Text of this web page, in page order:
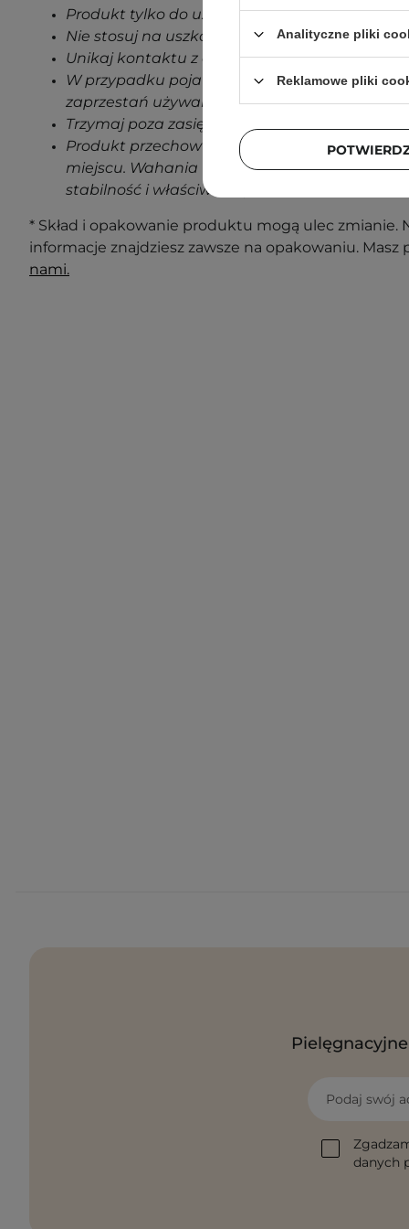
Produkt tylko do użytku zewnętrznego.
Nie stosuj na uszkodzoną skórę.
Unikaj kontaktu z oczami.
W przypadku pojawienia się jakichkolwiek
zaprzestań używania produktu.
Trzymaj poza zasięgiem dzieci.
Produkt przechowuj w temperaturze
miejscu. Wahania temperatur podczas
stabilność i właściwości produktu.
* Skład i opakowanie produktu mogą ulec zmianie.
informacje znajdziesz zawsze na opakowaniu. Masz
nami.
Podaj swój
danych
Analityczne pliki
Reklamowe pliki